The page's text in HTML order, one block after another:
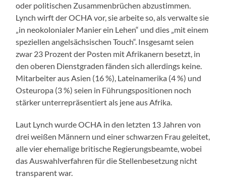
oder politischen Zusammenbrüchen abzustimmen.
Lynch wirft der OCHA vor, sie arbeite so, als verwalte sie
„in neokolonialer Manier ein Lehen“ und dies „mit einem
speziellen angelsächsischen Touch“. Insgesamt seien
zwar 23 Prozent der Posten mit Afrikanern besetzt, in
den oberen Dienstgraden fänden sich allerdings keine.
Mitarbeiter aus Asien (16 %), Lateinamerika (4 %) und
Osteuropa (3 %) seien in Führungspositionen noch
stärker unterrepräsentiert als jene aus Afrika.
Laut Lynch wurde OCHA in den letzten 13 Jahren von
drei weißen Männern und einer schwarzen Frau geleitet,
alle vier ehemalige britische Regierungsbeamte, wobei
das Auswahlverfahren für die Stellenbesetzung nicht
transparent war.